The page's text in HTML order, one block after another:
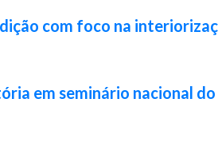
com foco na
em seminário nacional do